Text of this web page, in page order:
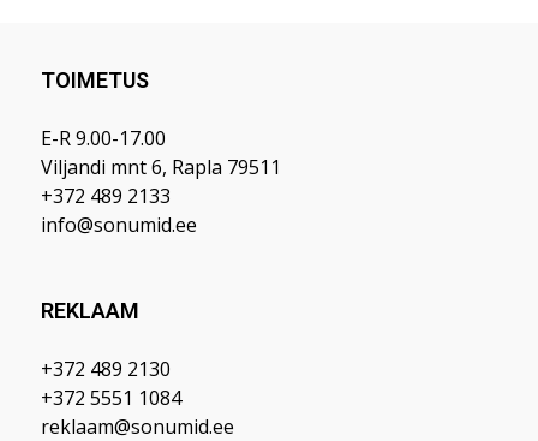
TOIMETUS
E-R 9.00-17.00
Viljandi mnt 6, Rapla 79511
+372 489 2133
info@sonumid.ee
REKLAAM
+372 489 2130
+372 5551 1084
reklaam@sonumid.ee